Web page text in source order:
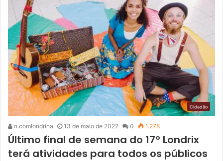
Cidadão
n.comlondrina 13 de maio de 2022 0 1.278
Último final de semana do 17º Londrix
terá atividades para todos os públicos